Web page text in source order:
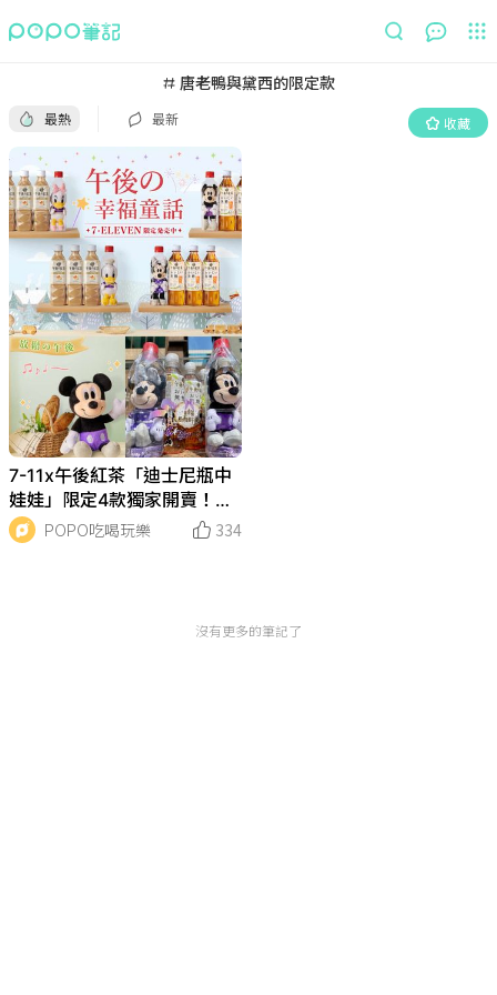
唐老鴨與黛西的限定款
最熱 最新 收藏
最新 收藏
7-11x午後紅茶「迪士尼瓶中
娃娃」限定4款獨家開賣！米
奇米妮、唐老鴨、黛西...全都
超想收
POPO吃喝玩樂 334
沒有更多的筆記了